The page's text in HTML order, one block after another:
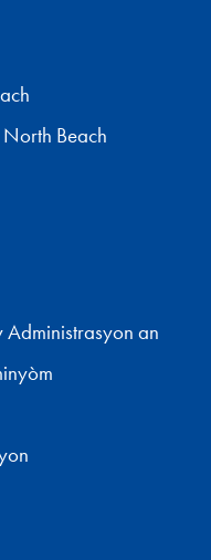
Beach
Administrasyon an